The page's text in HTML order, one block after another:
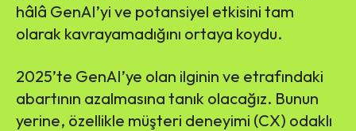
hâlâ GenAI’yi ve potansiyel etkisini tam
olarak kavrayamadığını ortaya koydu.
2025’te GenAI’ye olan ilginin ve etrafındaki
abartının azalmasına tanık olacağız. Bunun
yerine, özellikle müşteri deneyimi (CX) odaklı